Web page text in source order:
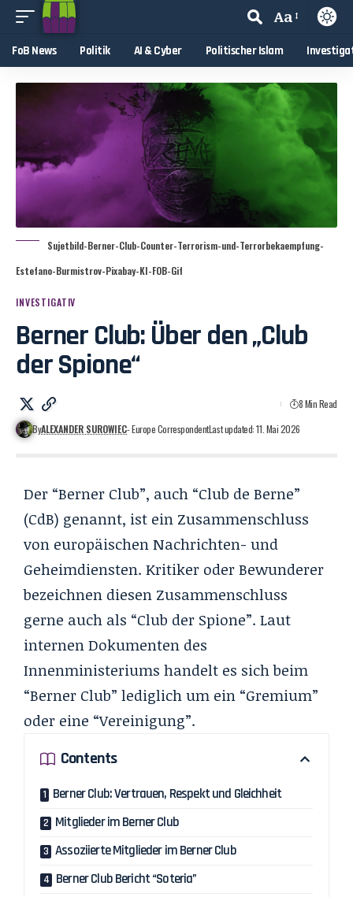
Aa
FoB News Politik AI & Cyber Politischer Islam
Sujetbild-Berner-Club-Counter-Terrorism-und-Terrorbekaempfung-
Estefano-Burmistrov-Pixabay-KI-FOB-Gif
INVESTIGATIV
Berner Club: Über den „Club
der Spione“
ByALEXANDER SUROWIEC- Europe CorrespondentLast updated: 11. Mai 2026
8 Min Read
Der “Berner Club”, auch “Club de Berne”
(CdB) genannt, ist ein Zusammenschluss
von europäischen Nachrichten- und
Geheimdiensten. Kritiker oder Bewunderer
bezeichnen diesen Zusammenschluss
gerne auch als “Club der Spione”. Laut
internen Dokumenten des
Innenministeriums handelt es sich beim
“Berner Club” lediglich um ein “Gremium”
oder eine “Vereinigung”.
Contents
Berner Club: Vertrauen, Respekt und Gleichheit
Mitglieder im Berner Club
Assoziierte Mitglieder im Berner Club
Berner Club Bericht “Soteria”